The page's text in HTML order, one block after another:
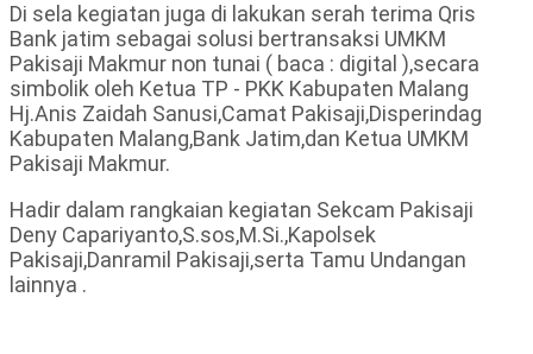
Di sela kegiatan juga di lakukan serah terima Qris
Bank jatim sebagai solusi bertransaksi UMKM
Pakisaji Makmur non tunai ( baca : digital ),secara
simbolik oleh Ketua TP - PKK Kabupaten Malang
Hj.Anis Zaidah Sanusi,Camat Pakisaji,Disperindag
Kabupaten Malang,Bank Jatim,dan Ketua UMKM
Pakisaji Makmur.
Hadir dalam rangkaian kegiatan Sekcam Pakisaji
Deny Capariyanto,S.sos,M.Si.,Kapolsek
Pakisaji,Danramil Pakisaji,serta Tamu Undangan
lainnya .